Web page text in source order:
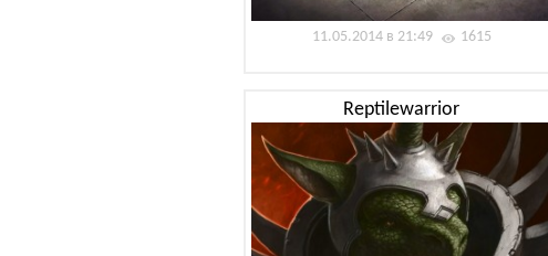
11.05.2014 в 21:49 1615
Reptilewarrior